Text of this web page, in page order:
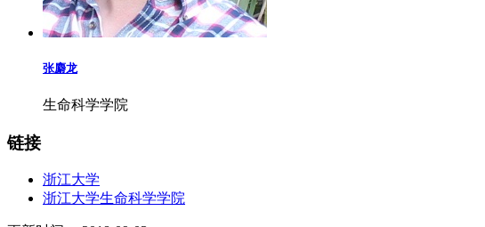
张麝龙
生命科学学院
链接
浙江大学
浙江大学生命科学学院